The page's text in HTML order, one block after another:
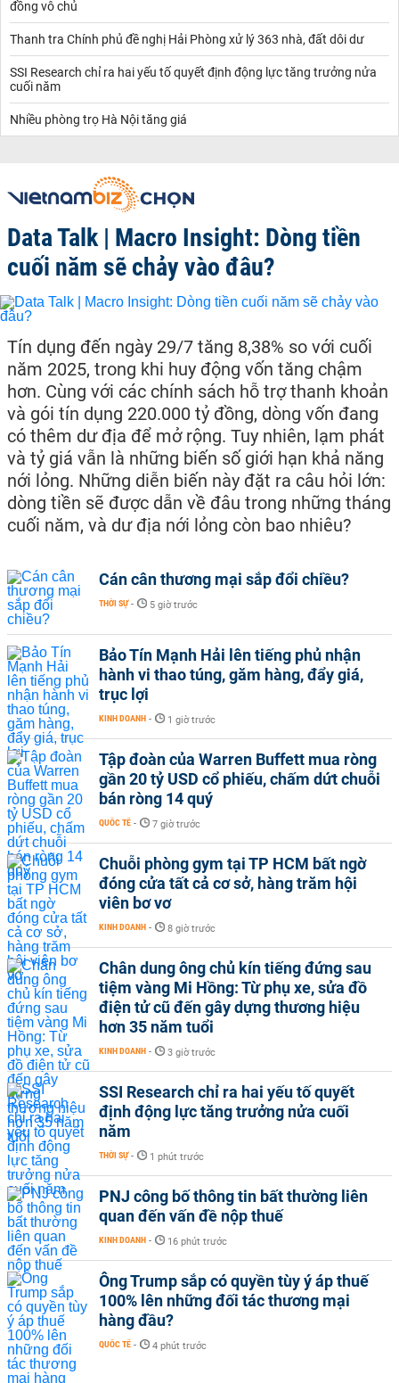
đồng vô chủ
Thanh tra Chính phủ đề nghị Hải Phòng xử lý 363 nhà, đất dôi dư
SSI Research chỉ ra hai yếu tố quyết định động lực tăng trưởng nửa
cuối năm
Nhiều phòng trọ Hà Nội tăng giá
Data Talk | Macro Insight: Dòng tiền
cuối năm sẽ chảy vào đâu?
Tín dụng đến ngày 29/7 tăng 8,38% so với cuối
năm 2025, trong khi huy động vốn tăng chậm
hơn. Cùng với các chính sách hỗ trợ thanh khoản
và gói tín dụng 220.000 tỷ đồng, dòng vốn đang
có thêm dư địa để mở rộng. Tuy nhiên, lạm phát
và tỷ giá vẫn là những biến số giới hạn khả năng
nới lỏng. Những diễn biến này đặt ra câu hỏi lớn:
dòng tiền sẽ được dẫn về đâu trong những tháng
cuối năm, và dư địa nới lỏng còn bao nhiêu?
Cán cân thương mại sắp đổi chiều?
THỜI SỰ - 5 giờ trước
Bảo Tín Mạnh Hải lên tiếng phủ nhận
hành vi thao túng, găm hàng, đẩy giá,
trục lợi
KINH DOANH - 1 giờ trước
Tập đoàn của Warren Buffett mua ròng
gần 20 tỷ USD cổ phiếu, chấm dứt chuỗi
bán ròng 14 quý
QUỐC TẾ - 7 giờ trước
Chuỗi phòng gym tại TP HCM bất ngờ
đóng cửa tất cả cơ sở, hàng trăm hội
viên bơ vơ
KINH DOANH - 8 giờ trước
Chân dung ông chủ kín tiếng đứng sau
tiệm vàng Mi Hồng: Từ phụ xe, sửa đồ
điện tử cũ đến gây dựng thương hiệu
hơn 35 năm tuổi
KINH DOANH - 3 giờ trước
SSI Research chỉ ra hai yếu tố quyết
định động lực tăng trưởng nửa cuối
năm
THỜI SỰ - 1 phút trước
PNJ công bố thông tin bất thường liên
quan đến vấn đề nộp thuế
KINH DOANH - 16 phút trước
Ông Trump sắp có quyền tùy ý áp thuế
100% lên những đối tác thương mại
hàng đầu?
QUỐC TẾ - 4 phút trước